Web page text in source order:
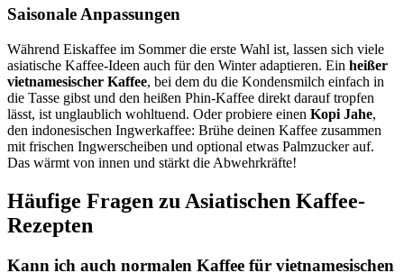
Saisonale Anpassungen
Während Eiskaffee im Sommer die erste Wahl ist, lassen sich viele
asiatische Kaffee-Ideen auch für den Winter adaptieren. Ein heißer
vietnamesischer Kaffee, bei dem du die Kondensmilch einfach in
die Tasse gibst und den heißen Phin-Kaffee direkt darauf tropfen
lässt, ist unglaublich wohltuend. Oder probiere einen Kopi Jahe,
den indonesischen Ingwerkaffee: Brühe deinen Kaffee zusammen
mit frischen Ingwerscheiben und optional etwas Palmzucker auf.
Das wärmt von innen und stärkt die Abwehrkräfte!
Häufige Fragen zu Asiatischen Kaffee-
Rezepten
Kann ich auch normalen Kaffee für vietnamesischen